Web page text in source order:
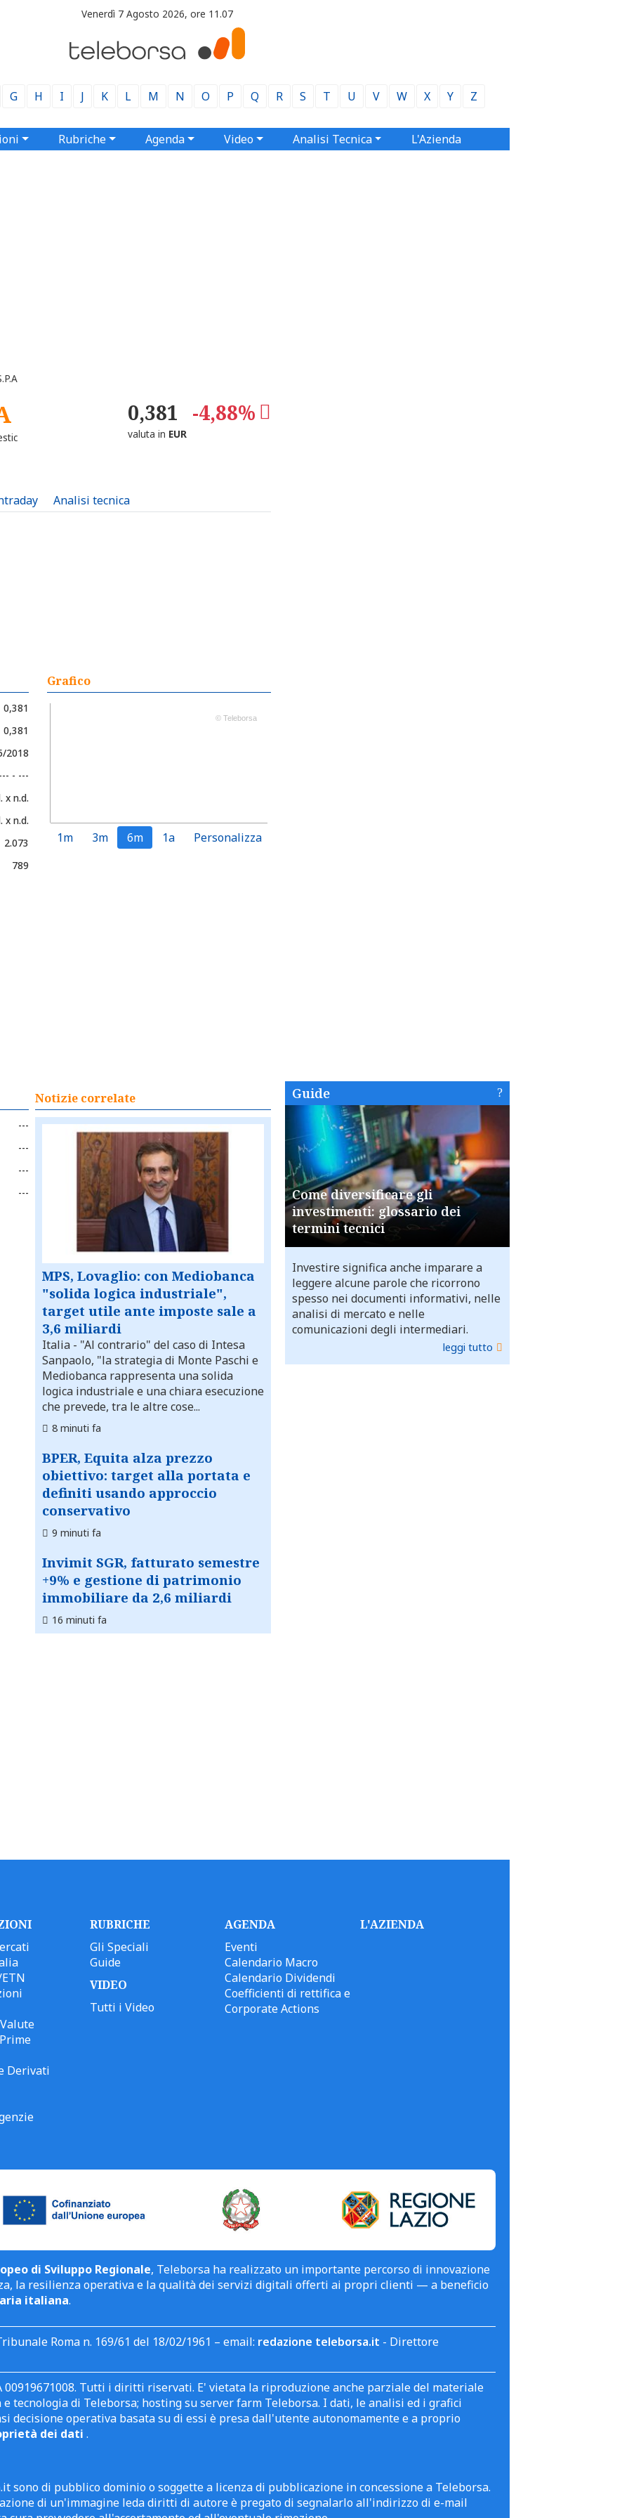
Venerdì 7 Agosto 2026, ore 11.07
G H I J K L M N O P Q R S T U V W X Y Z
Rubriche Agenda Video Analisi Tecnica L'Azienda
0,381 -4,88%
valuta in EUR
Analisi tecnica
0,381
2018
- ---
x n.d.
x n.d.
2.073
789
Grafico
© Teleborsa
1m 3m 6m 1a Personalizza
---
---
---
---
Notizie correlate
MPS, Lovaglio: con Mediobanca
"solida logica industriale",
target utile ante imposte sale a
3,6 miliardi
Italia - "Al contrario" del caso di Intesa
Sanpaolo, "la strategia di Monte Paschi e
Mediobanca rappresenta una solida
logica industriale e una chiara esecuzione
che prevede, tra le altre cose...
8 minuti fa
BPER, Equita alza prezzo
obiettivo: target alla portata e
definiti usando approccio
conservativo
9 minuti fa
Invimit SGR, fatturato semestre
+9% e gestione di patrimonio
immobiliare da 2,6 miliardi
16 minuti fa
Guide
Come diversificare gli
investimenti: glossario dei
termini tecnici
Investire significa anche imparare a
leggere alcune parole che ricorrono
spesso nei documenti informativi, nelle
analisi di mercato e nelle
comunicazioni degli intermediari.
leggi tutto
Derivati
RUBRICHE
Gli Speciali
Guide
VIDEO
Tutti i Video
AGENDA
Eventi
Calendario Macro
Calendario Dividendi
Coefficienti di rettifica e
Corporate Actions
L'AZIENDA
di Sviluppo Regionale, Teleborsa ha realizzato un importante percorso di innovazione
la resilienza operativa e la qualità dei servizi digitali offerti ai propri clienti — a beneficio
italiana.
Roma n. 169/61 del 18/02/1961 – email: redazione teleborsa.it - Direttore
00919671008. Tutti i diritti riservati. E' vietata la riproduzione anche parziale del materiale
tecnologia di Teleborsa; hosting su server farm Teleborsa. I dati, le analisi ed i grafici
decisione operativa basata su di essi è presa dall'utente autonomamente e a proprio
dei dati .
sono di pubblico dominio o soggette a licenza di pubblicazione in concessione a Teleborsa.
di un'immagine leda diritti di autore è pregato di segnalarlo all'indirizzo di e-mail